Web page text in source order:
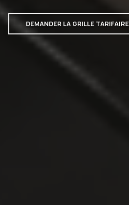
DEMANDER LA GRILLE TARIFAIRE